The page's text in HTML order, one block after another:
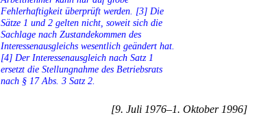
Fehlerhaftigkeit überprüft werden. [3] Die
Sätze 1 und 2 gelten nicht, soweit sich die
Sachlage nach Zustandekommen des
Interessenausgleichs wesentlich geändert hat.
[4] Der Interessenausgleich nach Satz 1
ersetzt die Stellungnahme des Betriebsrats
nach § 17 Abs. 3 Satz 2.
[9. Juli 1976–1. Oktober 1996]